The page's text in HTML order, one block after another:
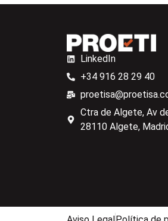
LinkedIn
+34 916 28 29 40
Ctra de Algete, Av
28110 Algete,